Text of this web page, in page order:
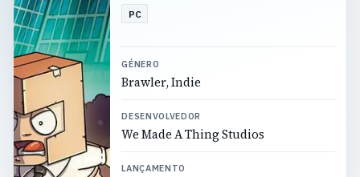
PC
GÉNERO
Brawler, Indie
DESENVOLVEDOR
We Made A Thing Studios
LANÇAMENTO